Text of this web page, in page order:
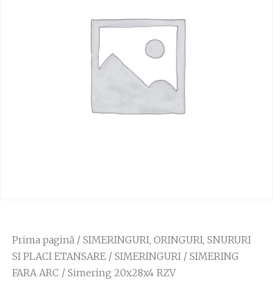
Prima pagină / SIMERINGURI, ORINGURI, SNURURI
SI PLACI ETANSARE / SIMERINGURI / SIMERING
FARA ARC / Simering 20x28x4 RZV